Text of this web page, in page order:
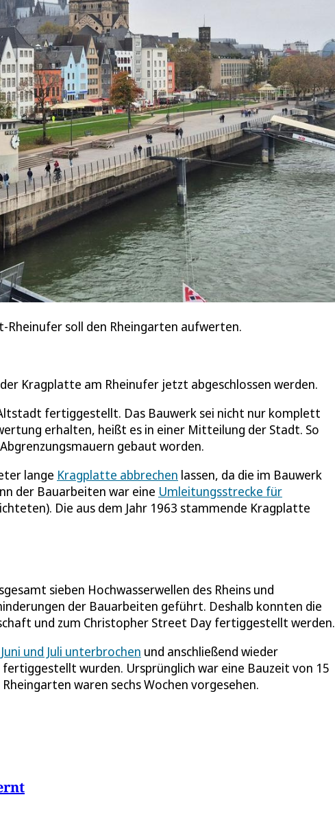
soll den Rheingarten aufwerten.
Kragplatte am Rheinufer jetzt abgeschlossen werden.
fertiggestellt. Das Bauwerk sei nicht nur komplett
erhalten, heißt es in einer Mitteilung der Stadt. So
gebaut worden.
lange Kragplatte abbrechen lassen, da die im Bauwerk
der Bauarbeiten war eine Umleitungsstrecke für
Die aus dem Jahr 1963 stammende Kragplatte
sieben Hochwasserwellen des Rheins und
der Bauarbeiten geführt. Deshalb konnten die
und zum Christopher Street Day fertiggestellt werden.
und Juli unterbrochen und anschließend wieder
wurden. Ursprünglich war eine Bauzeit von 15
waren sechs Wochen vorgesehen.